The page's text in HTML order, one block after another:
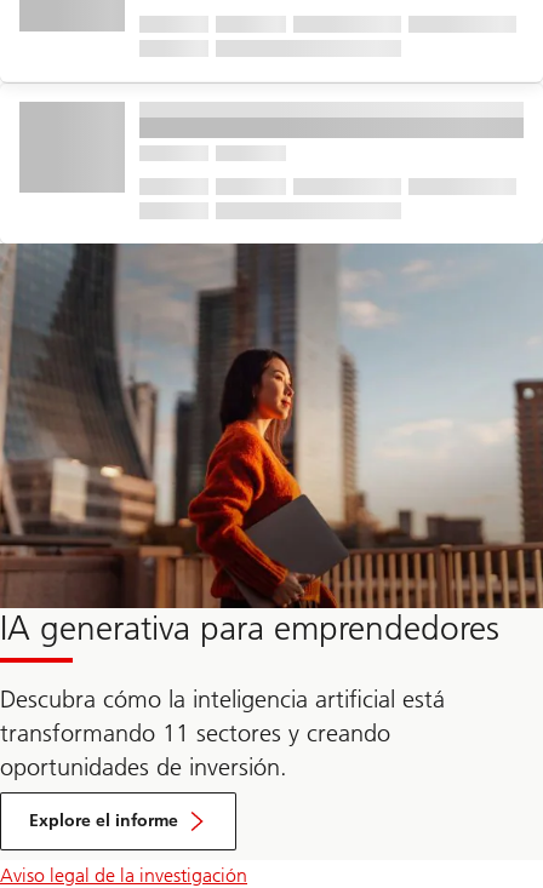
IA generativa para emprendedores
Descubra cómo la inteligencia artificial está
transformando 11 sectores y creando
oportunidades de inversión.
Explore el informe
Aviso legal de la investigación